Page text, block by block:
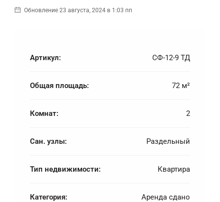
Обновление 23 августа, 2024 в 1:03 пп
Артикул: СФ-12-9 ТД
Общая площадь: 72 м²
Комнат: 2
Сан. узлы: Раздельный
Тип недвижимости: Квартира
Категория: Аренда сдано